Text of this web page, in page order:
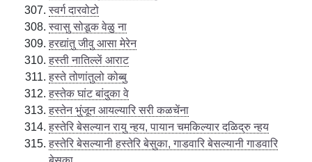
स्वर्ग दारवोटो
स्वासु सोडूक वेळु ना
हरद्यांतु जीवु आसा मेरेन
हस्ती नातिल्लें आराट
हस्ते तोणांतुलो कोब्बु
हस्तेक घांट बांदुका वे
हस्तेन भुंजून आयल्यारि सरी कळचेंना
हस्तेरि बेसल्यान रायु न्हय, पायान चमकिल्यार दळिद्रु न्हय
हस्तेरि बेसल्यानी हस्तेरि बेसुका, गाडवारि बेसल्यानी गाडवारि